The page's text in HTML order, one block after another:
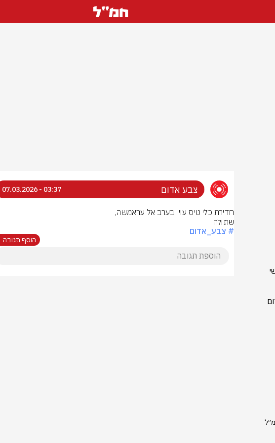
צבע אדום 03:37 - 07.03.2026
שתולה
# צבע_אדום
הוסף תגובה